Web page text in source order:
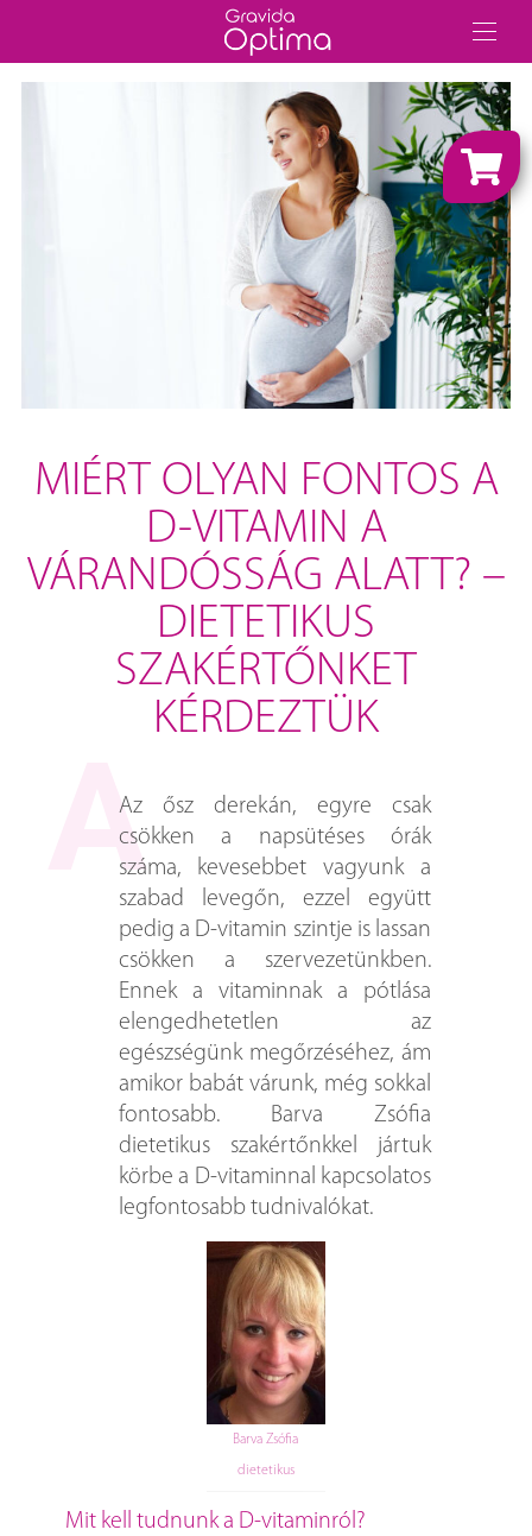
MIÉRT OLYAN FONTOS A
D-VITAMIN A
VÁRANDÓSSÁG ALATT? –
DIETETIKUS
SZAKÉRTŐNKET
KÉRDEZTÜK
Az ősz derekán, egyre csak
csökken a napsütéses órák
száma, kevesebbet vagyunk a
szabad levegőn, ezzel együtt
pedig a D-vitamin szintje is lassan
csökken a szervezetünkben.
Ennek a vitaminnak a pótlása
elengedhetetlen az
egészségünk megőrzéséhez, ám
amikor babát várunk, még sokkal
fontosabb. Barva Zsófia
dietetikus szakértőnkkel jártuk
körbe a D-vitaminnal kapcsolatos
legfontosabb tudnivalókat.
Barva Zsófia
dietetikus
Mit kell tudnunk a D-vitaminról?